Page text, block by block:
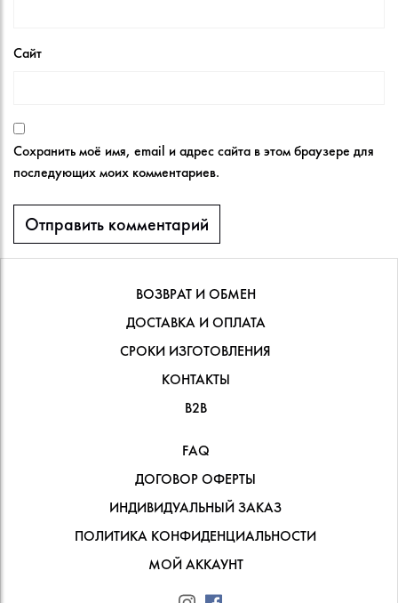
Сайт
Сохранить моё имя, email и адрес сайта в этом браузере для
последующих моих комментариев.
ВОЗВРАТ И ОБМЕН
ДОСТАВКА И ОПЛАТА
СРОКИ ИЗГОТОВЛЕНИЯ
КОНТАКТЫ
В2В
FAQ
ДОГОВОР ОФЕРТЫ
ИНДИВИДУАЛЬНЫЙ ЗАКАЗ
ПОЛИТИКА КОНФИДЕНЦИАЛЬНОСТИ
МОЙ АККАУНТ